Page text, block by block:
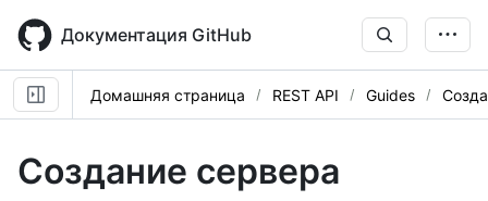
main
content
Документация GitHub
Домашняя страница REST API Guides
Создание сервера